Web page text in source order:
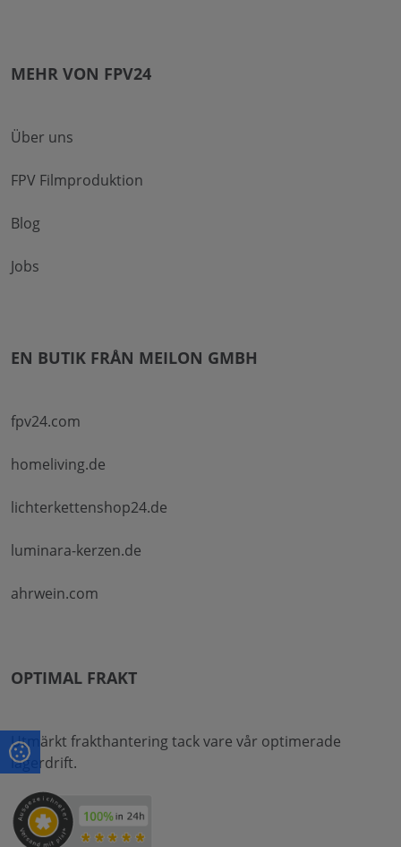
MEHR VON FPV24
Über uns
FPV Filmproduktion
Blog
Jobs
EN BUTIK FRÅN MEILON GMBH
fpv24.com
homeliving.de
lichterkettenshop24.de
luminara-kerzen.de
ahrwein.com
OPTIMAL FRAKT
Utmärkt frakthantering tack vare vår optimerade
lagerdrift.